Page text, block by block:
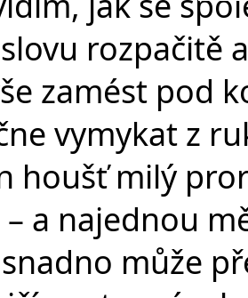
rozpačitě
zamést pod
vymykat z
houšť milý
a najednou
snadno může